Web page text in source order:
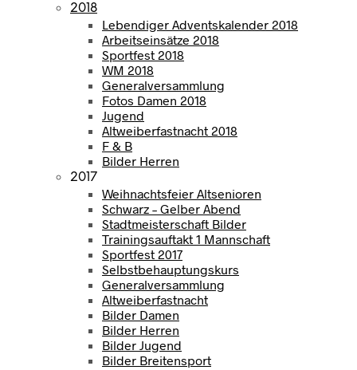
2018
Lebendiger Adventskalender 2018
Arbeitseinsätze 2018
Sportfest 2018
WM 2018
Generalversammlung
Fotos Damen 2018
Jugend
Altweiberfastnacht 2018
F & B
Bilder Herren
2017
Weihnachtsfeier Altsenioren
Schwarz – Gelber Abend
Stadtmeisterschaft Bilder
Trainingsauftakt 1 Mannschaft
Sportfest 2017
Selbstbehauptungskurs
Generalversammlung
Altweiberfastnacht
Bilder Damen
Bilder Herren
Bilder Jugend
Bilder Breitensport